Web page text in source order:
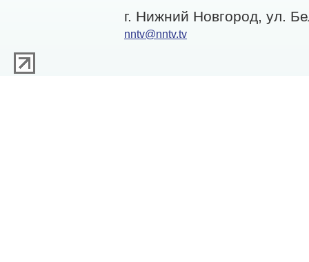
г. Нижний Новгород, ул.
nntv@nntv.tv